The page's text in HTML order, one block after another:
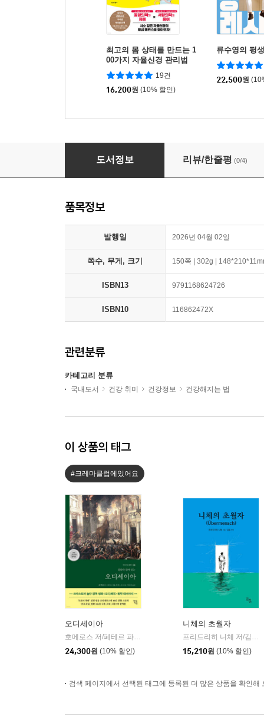
최고의 몸 상태를 만드는 1
00가지 자율신경 관리법
19건
16,200원 (10% 할인)
류수영의 평
22,500원
1주일 만에 좋아지는 자율신경
도서정보 리뷰/한줄평 (0/4)
품목정보
발행일 2026년 04월 02일
쪽수, 무게, 크기 150쪽 | 302g |
ISBN13 9791168624726
ISBN10 116862472X
관련분류
카테고리 분류
국내도서 건강 취미 건강정보 건강해지는 법
이 상품의 태그
#크레마클럽에있어요
오디세이아
호메로스 저/페테르 파울 루벤스 그림/박문재 역 |
현대지성
24,300원 (10% 할인)
니체의 초월자
프리드리히 니체 저/김철 편역
15,210원 (10% 할인)
검색 페이지에서 선택된 태그에 등록된 더 많은 상품을 확인해